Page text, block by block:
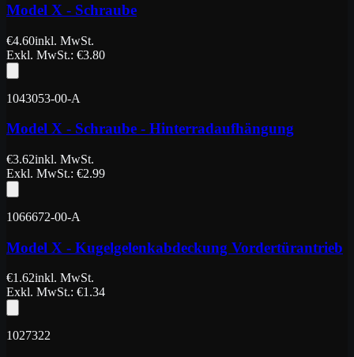
Model X - Schraube
€4.60inkl. MwSt.
Exkl. MwSt.: €3.80
1043053-00-A
Model X - Schraube - Hinterradaufhängung
€3.62inkl. MwSt.
Exkl. MwSt.: €2.99
1066672-00-A
Model X - Kugelgelenkabdeckung Vordertürantrieb
€1.62inkl. MwSt.
Exkl. MwSt.: €1.34
1027322